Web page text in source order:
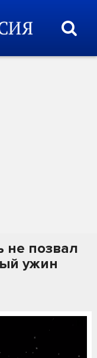
не позвал
ужин